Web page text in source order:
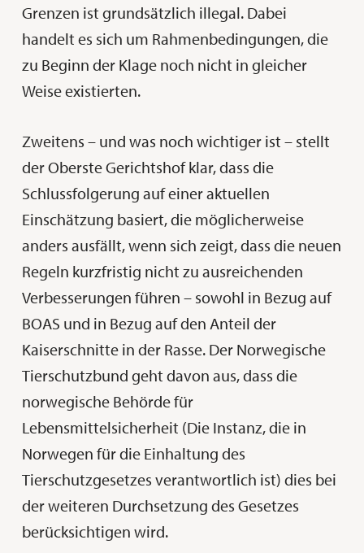
Grenzen ist grundsätzlich illegal. Dabei
handelt es sich um Rahmenbedingungen, die
zu Beginn der Klage noch nicht in gleicher
Weise existierten.
Zweitens – und was noch wichtiger ist – stellt
der Oberste Gerichtshof klar, dass die
Schlussfolgerung auf einer aktuellen
Einschätzung basiert, die möglicherweise
anders ausfällt, wenn sich zeigt, dass die neuen
Regeln kurzfristig nicht zu ausreichenden
Verbesserungen führen – sowohl in Bezug auf
BOAS und in Bezug auf den Anteil der
Kaiserschnitte in der Rasse. Der Norwegische
Tierschutzbund geht davon aus, dass die
norwegische Behörde für
Lebensmittelsicherheit (Die Instanz, die in
Norwegen für die Einhaltung des
Tierschutzgesetzes verantwortlich ist) dies bei
der weiteren Durchsetzung des Gesetzes
berücksichtigen wird.